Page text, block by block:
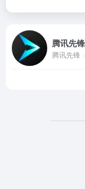
腾讯先锋